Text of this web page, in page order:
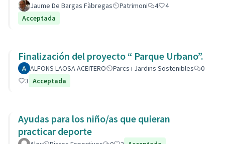
Jaume De Bargas Fàbregas Patrimoni 4
4
Acceptada
Finalización del proyecto “ Parque Urbano”.
ALFONS LAOSA ACEITERO Parcs i Jardins Sostenibles
0
3 Acceptada
Ayudas para los niño/as que quieran
practicar deporte